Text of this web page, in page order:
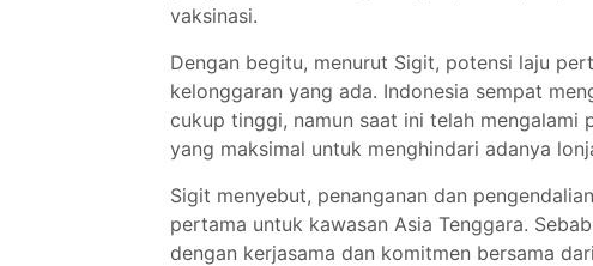
vaksinasi.
Dengan begitu, menurut Sigit, potensi laju
kelonggaran yang ada. Indonesia sempat
cukup tinggi, namun saat ini telah mengalami
yang maksimal untuk menghindari adanya
Sigit menyebut, penanganan dan
pertama untuk kawasan Asia Tenggara.
dengan kerjasama dan komitmen bersama